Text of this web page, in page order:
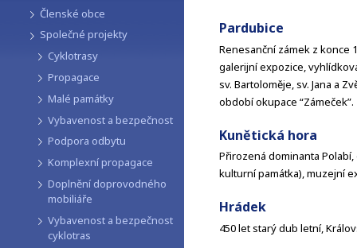
Členské obce
Společné projekty
Cyklotrasy
Propagace
Malé památky
Vybavenost a bezpečnost
Podpora odbytu
Komplexní propagace
Doplnění doprovodného
mobiliáře
Vybavenost a bezpečnost
cyklotras
Pardubice
Renesanční zámek z konce
galerijní expozice,
sv. Bartoloměje, sv. Jana a
období okupace
Kunětická hora
Přirozená dominanta
kulturní památka), muzejní
Hrádek
450 let starý dub letní,